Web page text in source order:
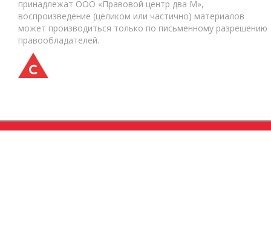
принадлежат ООО «Правовой центр два М»,
воспроизведение (целиком или частично) материалов
может производиться только по письменному разрешению
правообладателей.